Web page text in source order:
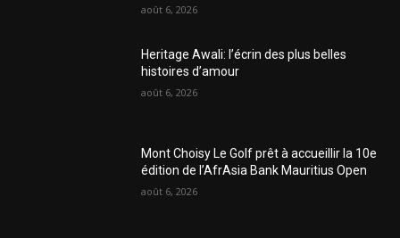
août 6, 2026
Heritage Awali: l’écrin des plus belles
histoires d’amour
août 6, 2026
Mont Choisy Le Golf prêt à accueillir la 10e
édition de l’AfrAsia Bank Mauritius Open
août 6, 2026